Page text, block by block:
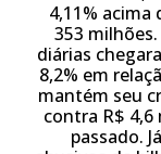
4,11% acima
353
diárias
8,2% em
mantém seu
contra R$
passado.